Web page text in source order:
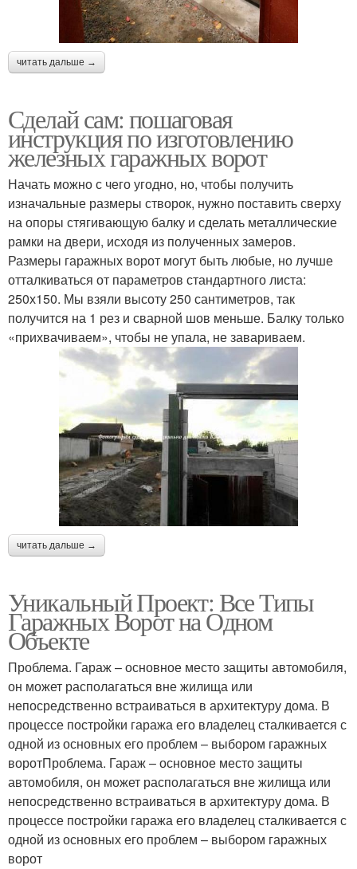
читать дальше →
Сделай сам: пошаговая
инструкция по изготовлению
железных гаражных ворот
Начать можно с чего угодно, но, чтобы получить
изначальные размеры створок, нужно поставить сверху
на опоры стягивающую балку и сделать металлические
рамки на двери, исходя из полученных замеров.
Размеры гаражных ворот могут быть любые, но лучше
отталкиваться от параметров стандартного листа:
250х150. Мы взяли высоту 250 сантиметров, так
получится на 1 рез и сварной шов меньше. Балку только
«прихвачиваем», чтобы не упала, не завариваем.
читать дальше →
Уникальный Проект: Все Типы
Гаражных Ворот на Одном
Объекте
Проблема. Гараж – основное место защиты автомобиля,
он может располагаться вне жилища или
непосредственно встраиваться в архитектуру дома. В
процессе постройки гаража его владелец сталкивается с
одной из основных его проблем – выбором гаражных
воротПроблема. Гараж – основное место защиты
автомобиля, он может располагаться вне жилища или
непосредственно встраиваться в архитектуру дома. В
процессе постройки гаража его владелец сталкивается с
одной из основных его проблем – выбором гаражных
ворот